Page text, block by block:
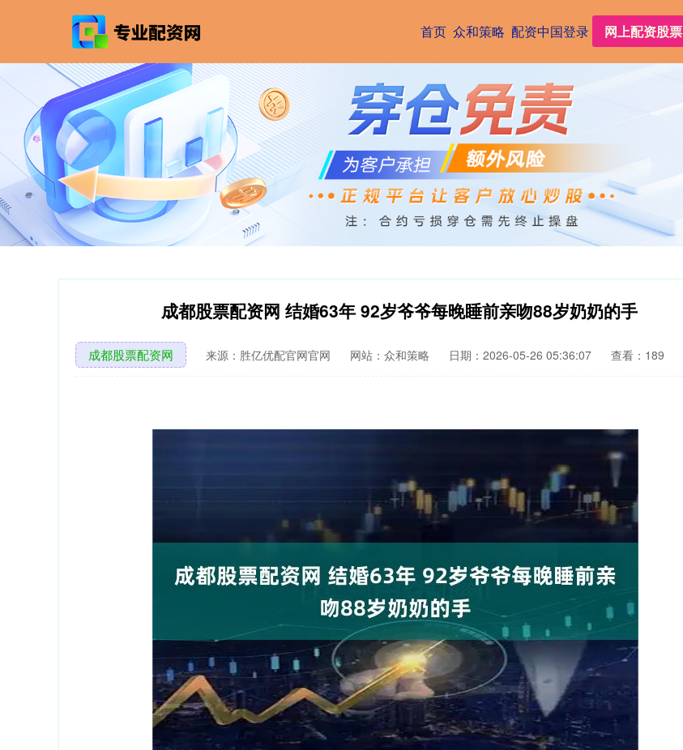
首页 众和策略 配资中国登录 网上配资股票
成都股票配资网 结婚63年 92岁爷爷每晚睡前亲吻88岁奶奶的手
成都股票配资网 来源：胜亿优配官网官网 网站：众和策略 日期：2026-05-26 05:36:07 查看：189